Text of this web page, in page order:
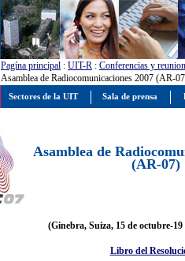
Pagína principal : UIT-R : Conferencias y
Asamblea de Radiocomunicaciones 2007 (AR-
Asamblea de
(AR-07)
(Ginebra, Suiza, 15 de octubre-19
Libro del
Sectores de la UIT Sala de prensa